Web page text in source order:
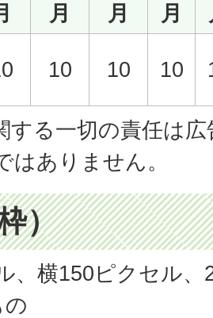
月
月
月
10 10 10
する一切の責任は
はありません。
）
、横150ピクセル